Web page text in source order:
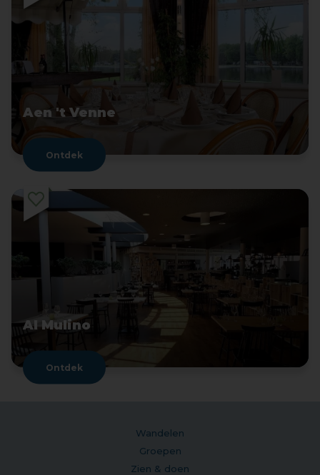
Aen 't Venne
Ontdek
Al Mulino
Ontdek
Wandelen
Groepen
Zien & doen